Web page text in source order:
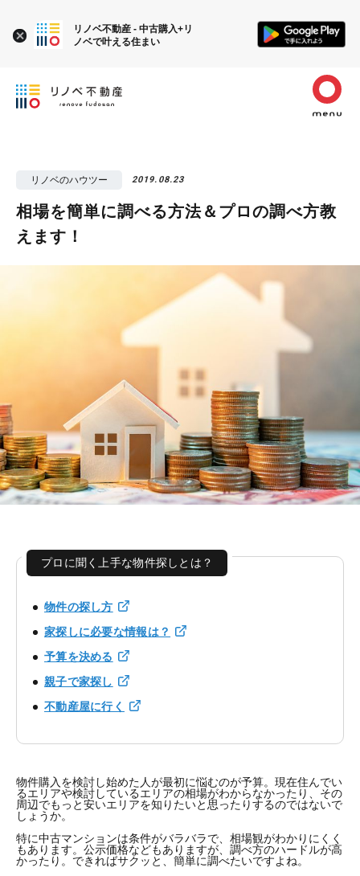
リノベのハウツー 2019.08.23
相場を簡単に調べる方法＆プロの調べ方教
えます！
プロに聞く上手な物件探しとは？
物件の探し方
家探しに必要な情報は？
予算を決める
親子で家探し
不動産屋に行く
物件購入を検討し始めた人が最初に悩むのが予算。現在住んでい
るエリアや検討しているエリアの相場がわからなかったり、その
周辺でもっと安いエリアを知りたいと思ったりするのではないで
しょうか。
特に中古マンションは条件がバラバラで、相場観がわかりにくく
もあります。公示価格などもありますが、調べ方のハードルが高
かったり。できればサクッと、簡単に調べたいですよね。
リノベ不動産 - 中古購入+リ
ノベで叶える住まい